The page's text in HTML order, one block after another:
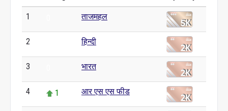
1 ताजमहल
2 हिन्दी
3 भारत
4 1 आर एस एस फीड